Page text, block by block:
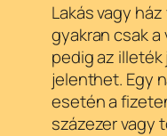
Lakás vagy
gyakran csak a
pedig az
jelenthet. Egy
esetén a
százezer vagy